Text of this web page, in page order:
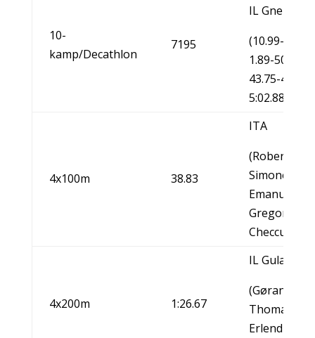
10-
kamp/Decathlon
7195
IL Gneist/
(10.99-6.97-
1.89-50.66/
43.75-4.20-
5:02.88)
4x100m 38.83
ITA
(Roberto
Simone
Emanuele Di
Gregorio-
Checcucci)
4x200m 1:26.67
IL Gular/
(Gøran
Thomas
Erlend